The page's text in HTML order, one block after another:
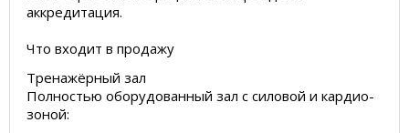
аккредитация.
Что входит в продажу
Тренажёрный зал
Полностью оборудованный зал с силовой и кардио-
зоной: